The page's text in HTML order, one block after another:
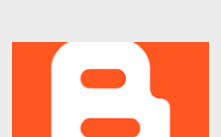
事務所に郵送する ・書類を役所に提出する 一見前者が手っ取り
早く済みそうですが、後者がおすすめです。 その理由としては
・役所で申請書類を確認出来る。 申請の際、役所の職員が書類
を確認しますので、不備があればその時に指摘されます。 ...
が、chatGPT有料版ユーザーのみが使用可能ですのでご了承下
さい。 icon creator